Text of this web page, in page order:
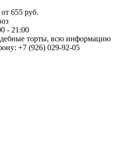
655 руб.
- 21:00
торты, всю информацию
+7 (926) 029-92-05